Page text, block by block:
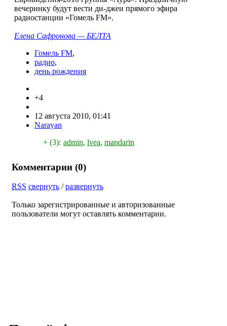
вечеринку будут вести ди-джеи прямого эфира
радиостанции «Гомель FM».
Елена Сафронова — БЕЛТА
Гомель FM,
радио,
день рождения
+4
12 августа 2010, 01:41
Narayan
+ (3): admin, lvea, mandarin
Комментарии (0)
RSS свернуть /развернуть
Только зарегистрированные и авторизованные
пользователи могут оставлять комментарии.